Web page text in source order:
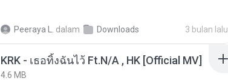
Peeraya L. dalam Downloads 3 bulan lalu
KRK - เธอทิ้งฉันไว้ Ft.N/A , HK [Official MV]
4.6 MB